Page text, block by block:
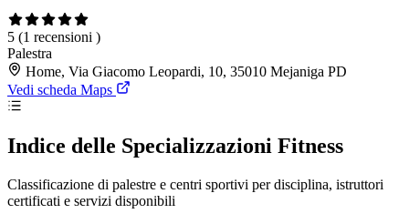
5 (1 recensioni )
Palestra
Home, Via Giacomo Leopardi, 10, 35010 Mejaniga PD
Vedi scheda Maps
Indice delle Specializzazioni Fitness
Classificazione di palestre e centri sportivi per disciplina, istruttori
certificati e servizi disponibili